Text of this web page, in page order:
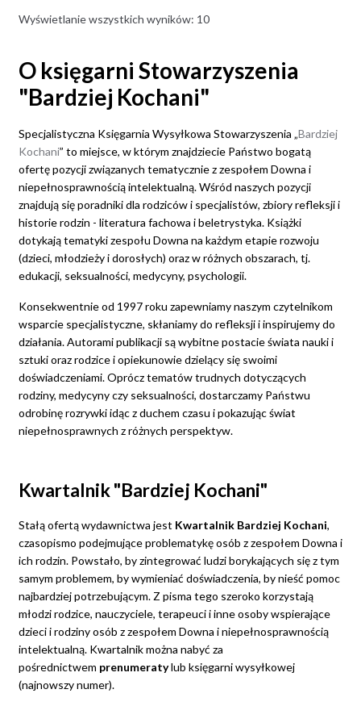
Wyświetlanie wszystkich wyników: 10Posortowane
O księgarni Stowarzyszenia
"Bardziej Kochani"
Specjalistyczna Księgarnia Wysyłkowa Stowarzyszenia „Bardziej
Kochani” to miejsce, w którym znajdziecie Państwo bogatą
ofertę pozycji związanych tematycznie z zespołem Downa i
niepełnosprawnością intelektualną. Wśród naszych pozycji
znajdują się poradniki dla rodziców i specjalistów, zbiory refleksji i
historie rodzin - literatura fachowa i beletrystyka. Książki
dotykają tematyki zespołu Downa na każdym etapie rozwoju
(dzieci, młodzieży i dorosłych) oraz w różnych obszarach, tj.
edukacji, seksualności, medycyny, psychologii.
Konsekwentnie od 1997 roku zapewniamy naszym czytelnikom
wsparcie specjalistyczne, skłaniamy do refleksji i inspirujemy do
działania. Autorami publikacji są wybitne postacie świata nauki i
sztuki oraz rodzice i opiekunowie dzielący się swoimi
doświadczeniami. Oprócz tematów trudnych dotyczących
rodziny, medycyny czy seksualności, dostarczamy Państwu
odrobinę rozrywki idąc z duchem czasu i pokazując świat
niepełnosprawnych z różnych perspektyw.
Kwartalnik "Bardziej Kochani"
Stałą ofertą wydawnictwa jest Kwartalnik Bardziej Kochani,
czasopismo podejmujące problematykę osób z zespołem Downa i
ich rodzin. Powstało, by zintegrować ludzi borykających się z tym
samym problemem, by wymieniać doświadczenia, by nieść pomoc
najbardziej potrzebującym. Z pisma tego szeroko korzystają
młodzi rodzice, nauczyciele, terapeuci i inne osoby wspierające
dzieci i rodziny osób z zespołem Downa i niepełnosprawnością
intelektualną. Kwartalnik można nabyć za
pośrednictwem prenumeratylub księgarni wysyłkowej
(najnowszy numer).